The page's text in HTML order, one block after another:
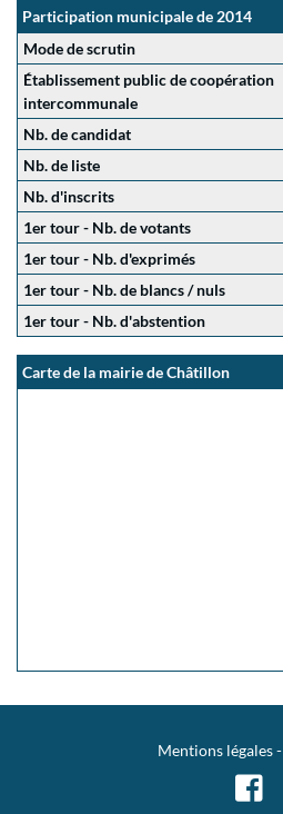
Participation municipale de 2014
Mode de scrutin
Établissement public de coopération
intercommunale
Nb. de candidat
Nb. de liste
Nb. d'inscrits
1er tour - Nb. de votants
1er tour - Nb. d'exprimés
1er tour - Nb. de blancs / nuls
1er tour - Nb. d'abstention
Carte de la mairie de Châtillon
Mentions légales-